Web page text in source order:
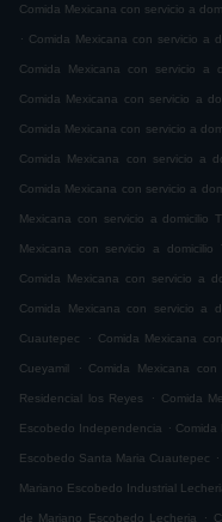
Comida Mexicana con servicio a
. Comida Mexicana con servicio a
Comida Mexicana con servicio a
Comida Mexicana con servicio a
Comida Mexicana con servicio a
Comida Mexicana con servicio a
Comida Mexicana con servicio a
Mexicana con servicio a domicilio
Mexicana con servicio a
Comida Mexicana con servicio a
Comida Mexicana con servicio a
Cuautepec . Comida Mexicana
Cueyamil . Comida Mexicana
Residencial los Reyes . Comida
Escobedo Independencia . Comida
Escobedo Santa Maria Cuautepec .
Mariano Escobedo Industrial
de Mariano Escobedo Lecheria .